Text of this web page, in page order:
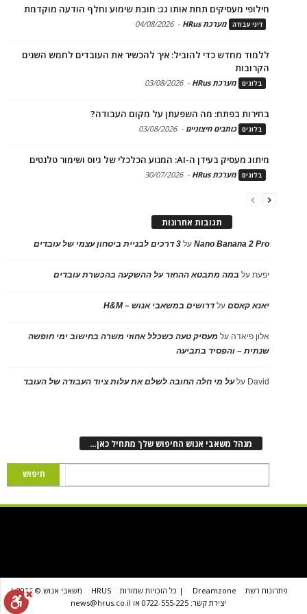
חילופי מעסיקים תחת אותו גג: חובת שימוע וחלף הודעה מוקדמת
דיני עבודה מערכת HRus -
04/08/2026
ללמוד מחדש כדי להוביל: איך להכשיר את העובדים לחמש השנים
הקרובות
בלוגים מערכת HRus -
03/08/2026
בחירות בפתח: מה השפעתן על מקום העבודה?
בלוגים כותבים חיצוניים -
03/08/2026
מיתוג מעסיק בעידן ה-AI: המנוע הכלכלי של גיוס ושימור טלנטים
בלוגים מערכת HRus -
30/07/2026
תגובות אחרונות
Nano Banana 2 Proעל 3 דרכים לבניית ביטחון עצמי של עובדים
יפעתעל במה מתבטא ההחזר על ההשקעה בהכשרת עובדים
יאנא קאסםעלדרושים במשאבי אנוש – H&M
אלון פיאדה על מעסיק טעה כשכלל אחוזי משרה בחישוב ימי חופשה
שנתית – והפסיד בתביעה
David עלעל מי חלה החובה לשלם את עלות ציוד העבודה של העובד
מנהל משאבי אנוש החיפוש שלך מתחיל כאן…
פתרונות רשת Dreamzone | כל הזכויות שמורות HRUS
משאבי אנוש © 2016 |
יצירת קשר: 0722-555-225 או news@hrus.co.il